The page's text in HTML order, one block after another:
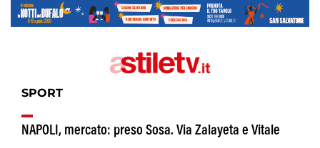
SPORT
NAPOLI, mercato: preso Sosa. Via Zalayeta e Vitale